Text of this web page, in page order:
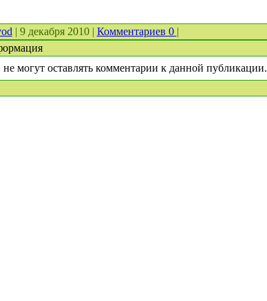
| 9 декабря 2010 | Комментариев 0 |
не могут оставлять комментарии к данной публикации.